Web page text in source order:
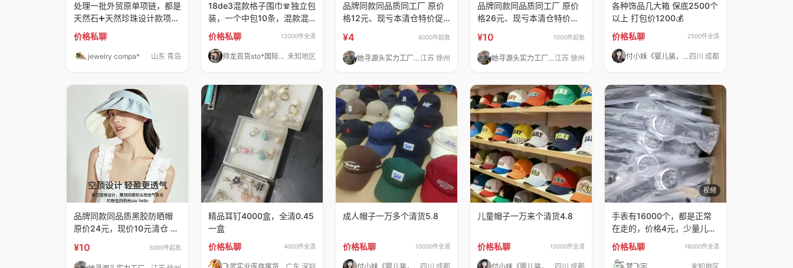
处理一批外贸原单项链，都是
天然石➕天然珍珠设计款项
链，几千个
价格私聊
jewelry compa* 山东 青岛
18de3混款格子围巾🧣独立包
装，一个中包10条，混款混
色
价格私聊 12000件全清
帅龙百货sto*国际贸易 未知地区
品牌同款同品质同工厂 原价
格12元、现亏本清仓特价促
¥4 6000件起批
她寻源头实力工厂清货 江苏 徐州
品牌同款同品质同工厂 原价
格26元、现亏本清仓特价促
¥10 1000件起批
她寻源头实力工厂清货 江苏 徐州
各种饰品几大箱 保底2500个
以上 打包价1200💰
价格私聊
2500件全清
付小妹《婴儿装，鞋子，包包》 四川 成都
品牌同款同品质黑胶防晒帽
原价24元，现价10元清仓 可
¥10 5000件起批
精品耳钉4000盒，全清​0.45
一盒
价格私聊
4000件全清
飞武实业库存尾货-杨汉武 广东 深圳
成人帽子一万多个清货5.8
价格私聊 10000件全清
付小妹《婴儿装，鞋子，包包》 四川 成都
儿童帽子一万来个清货4.8
价格私聊 10000件全清
付小妹《婴儿装，鞋子，包包》 四川 成都
视频
手表有16000个，都是正常
在走的，价格4元，少量儿童
手表，
价格私聊 16000件全清
梦飞宇 未知地区